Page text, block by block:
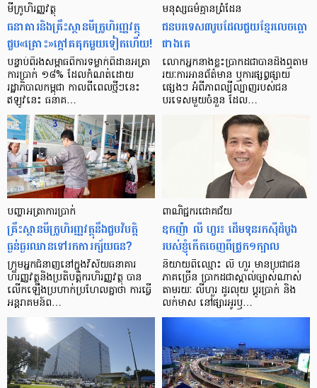
មីក្រូ​ហិរញ្ញវត្ថុ
ធនាគារ​និង​គ្រឹះស្ថាន​មីក្រូ​ហិរញ្ញវត្ថុ​
ជួប«គ្រោះ»ក្តៅ​គគុក​មួយ​ទៀត​ហើយ!
បន្ទាប់​ពី​រង​សម្ពាធ​​ពី​ការ​ទម្លាក់​ពិដាន​អត្រា​
ការ​ប្រាក់ ១៨​% ដែល​កំណត់​ដោយ​
រដ្ឋាភិបាល​កម្ពុជា កាល​ពី​ពេល​ថ្មីៗ​នេះ
ឥឡូវ​នេះ ធនាគ…
មនុស្ស​ធម៌​គ្មាន​ព្រំដែន
ជន​បរទេស​៣​រូប​ដែល​ជួយ​ខ្មែរ​លេច​ធ្លោ​
ជាង​គេ
លោកអ្នក​នាង​ខ្លះ​ប្រាកដ​ជា​បាន​​ដឹង​ឮ​តាម​
រយៈ​ការ​អាន​ព័ត៌មាន ឬ​ការ​ផ្សព្វផ្សាយ​
ផ្សេងៗ អំពី​ភាព​ល្បីល្បាញ​របស់​ជន​
បរទេស​មួយ​ចំនួន ដែល…
បញ្ហា​អត្រា​ការប្រាក់
គ្រឹះស្ថាន​មីក្រូ​ហិរញ្ញវត្ថុ​នឹង​ជួប​វិបត្តិ​
ធ្ងន់ធ្ងរ​ឈាន​ទៅ​រក​ការ​ក្ស័យធន?
ក្រុម​អ្នក​ជំនាញ​នៅ​ក្នុង​វិស័យ​ធនាគារ
ហិរញ្ញវត្ថុ​និង​ប្រតិបត្តិករ​ហិរញ្ញ​វត្ថុ បាន​​
លើក​ឡើង​ប្រហាក់​ប្រហែល​គ្នា​ថា ការ​ធ្វើ​
អន្តរាគមន៍​ព…
ពាណិជ្ជករជោគជ័យ
ឧកញ៉ា លី ហួរ៖ ដើមទុនរកស៊ីដំបូង
របស់ខ្ញុំកើតចេញពីជ្រូក១ក្បាល
និយាយ​ពី​ឈ្មោះ លី ហួរ មាន​ប្រជាជន​
ភាគ​ច្រើន ប្រាកដ​ជា​ស្គាល់​ច្បាស់​ណាស់
តាមរយៈ លីហួរ ដូរ​លុយ ប្តូរ​បា្រក់ និង​
លក់​មាស នៅ​ផ្សារ​អូរ​ឫ…